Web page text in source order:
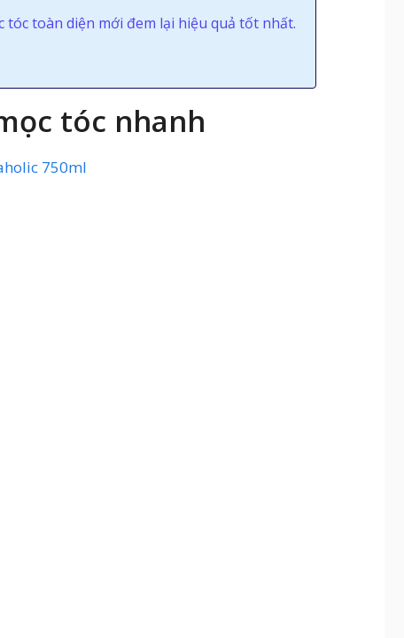
tóc toàn diện mới đem lại hiệu quả tốt nhất.
tóc nhanh
750ml